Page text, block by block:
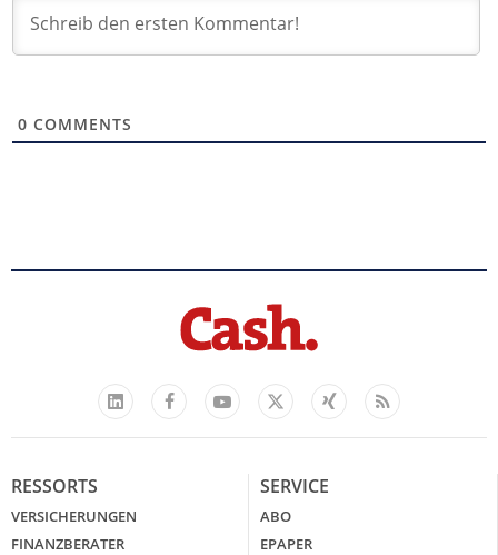
0 COMMENTS
LinkedIn
FacebookYouTube
X
Xing Feed
RESSORTS
VERSICHERUNGEN
FINANZBERATER
SERVICE
ABO
EPAPER